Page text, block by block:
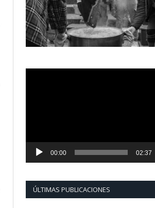
00:00 02:37
ÚLTIMAS PUBLICACIONES